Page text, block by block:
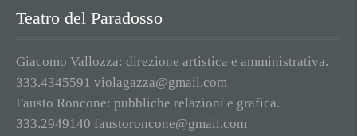
Teatro del Paradosso
Giacomo Vallozza: direzione artistica e amministrativa.
333.4345591 violagazza@gmail.com
Fausto Roncone: pubbliche relazioni e grafica.
333.2949140 faustoroncone@gmail.com